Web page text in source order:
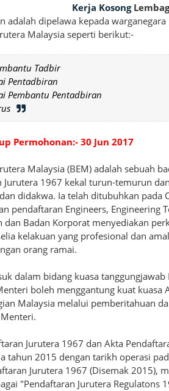
Kerja Kosong
adalah dipelawa kepada
Malaysia seperti berikut:-
Tadbir
Pentadbiran
Pembantu Pentadbiran
Permohonan:- 30 Jun 2017
Malaysia (BEM) adalah sebuah
Jurutera 1967 kekal turun-temurun
didakwa. Ia telah ditubuhkan pada
pendaftaran Engineers, Engineering
dan Badan Korporat menyediakan
kelakuan yang profesional dan
orang ramai.
dalam bidang kuasa
boleh menggantung kuat kuasa
Malaysia melalui pemberitahuan
Jurutera 1967 dan Akta
tahun 2015 dengan tarikh operasi
Jurutera 1967 (Disemak 2015),
"Pendaftaran Jurutera Regulatons